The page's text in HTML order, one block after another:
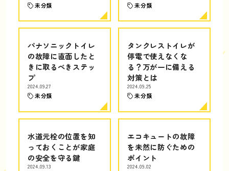
未分類 未分類
パナソニックトイレ
の故障に直面したと
きに取るべきステッ
プ
2024.09.27
未分類
タンクレストイレが
停電で使えなくな
る？万が一に備える
対策とは
2024.09.25
未分類
水道元栓の位置を知
っておくことが家庭
の安全を守る鍵
2024.09.13
エコキュートの故障
を未然に防ぐための
ポイント
2024.09.02